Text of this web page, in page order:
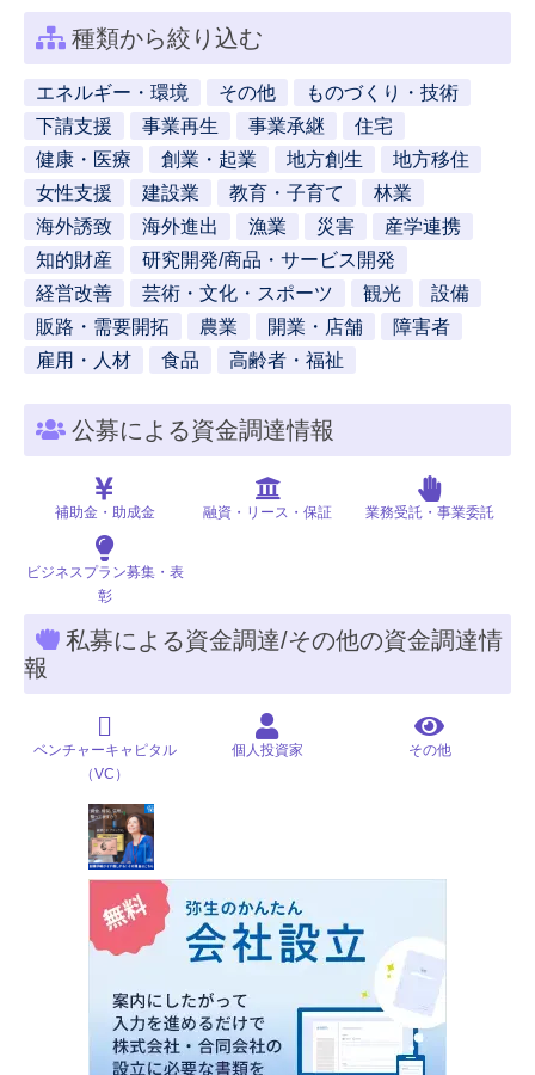
種類から絞り込む
エネルギー・環境 その他
ものづくり・技術
下請支援
事業再生 事業承継
住宅
健康・医療
創業・起業 地方創生
地方移住
女性支援
建設業 教育・子育て
林業
海外誘致
海外進出 漁業 災害
産学連携
知的財産
研究開発/商品・サービス開発
経営改善
芸術・文化・スポーツ 観光
設備
販路・需要開拓
農業 開業・店舗
障害者
雇用・人材
食品 高齢者・福祉
公募による資金調達情報
補助金・助成金 融資・リース・保証 業務受託・事業委託
ビジネスプラン募集・表
彰
私募による資金調達/その他の資金調達情
報
ベンチャーキャピタル
（VC）
個人投資家 その他